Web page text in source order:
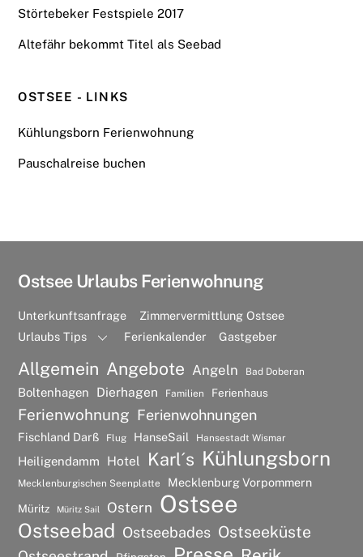
Störtebeker Festspiele 2017
Altefähr bekommt Titel als Seebad
OSTSEE - LINKS
Kühlungsborn Ferienwohnung
Pauschalreise buchen
Ostsee Urlaubs Ferienwohnung
Unterkunftsanfrage
Zimmervermittlung Ostsee
Urlaubs Tips
Ferienkalender Gastgeber
Allgemein Angebote Angeln Bad Doberan
Boltenhagen Dierhagen Familien Ferienhaus
Ferienwohnung Ferienwohnungen
Fischland Darß Flug HanseSail Hansestadt Wismar
Heiligendamm Hotel Karl´s Kühlungsborn
Mecklenburgischen Seenplatte Mecklenburg Vorpommern
Müritz Müritz Sail Ostern Ostsee
Ostseebad Ostseebades Ostseeküste